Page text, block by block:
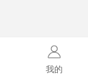
我的